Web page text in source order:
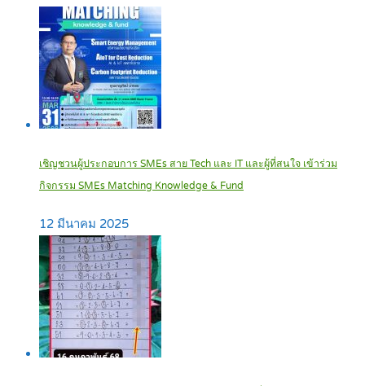
เชิญชวนผู้ประกอบการ SMEs สาย Tech และ IT และผู้ที่สนใจ เข้าร่วม
กิจกรรม SMEs Matching Knowledge & Fund
12 มีนาคม 2025